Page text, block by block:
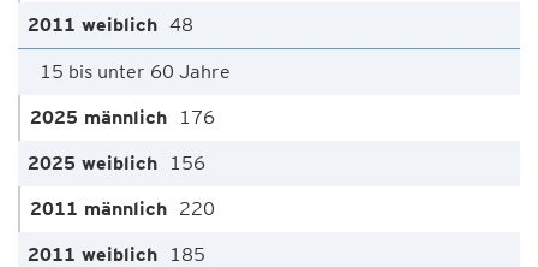
48
15 bis unter 60 Jahre
176
156
220
185